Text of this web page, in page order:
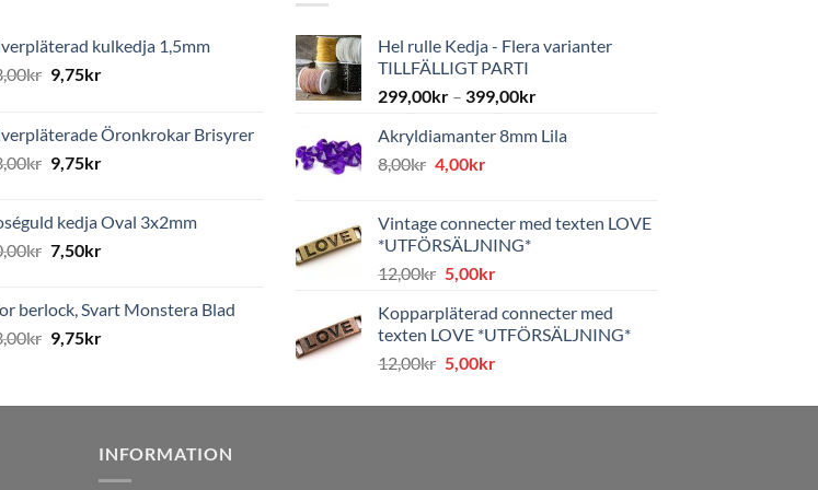
kulkedja 1,5mm
kr 9,75kr
Öronkrokar Brisyrer
kr 9,75kr
kedja Oval 3x2mm
kr 7,50kr
berlock, Svart Monstera Blad
kr 9,75kr
Hel rulle Kedja - Flera varianter
TILLFÄLLIGT PARTI
299,00kr – 399,00kr
Akryldiamanter 8mm Lila
8,00kr Det
var:
8,00kr.
4,00krDet
är:
4,00kr.
Vintage connecter med texten LOVE
*UTFÖRSÄLJNING*
12,00kr Det
priset
var:
12,00kr.
5,00krDet
priset
är:
5,00kr.
Kopparpläterad connecter med
texten LOVE *UTFÖRSÄLJNING*
12,00kr Det
priset
5,00krDet
priset
INFORMATION